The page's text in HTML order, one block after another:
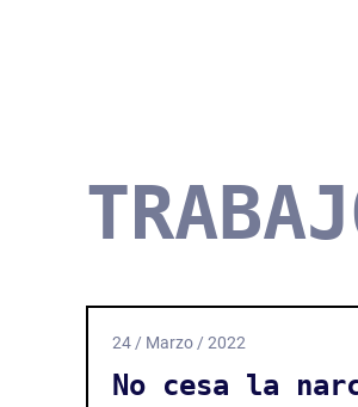
24 / Marzo / 2022
No cesa la